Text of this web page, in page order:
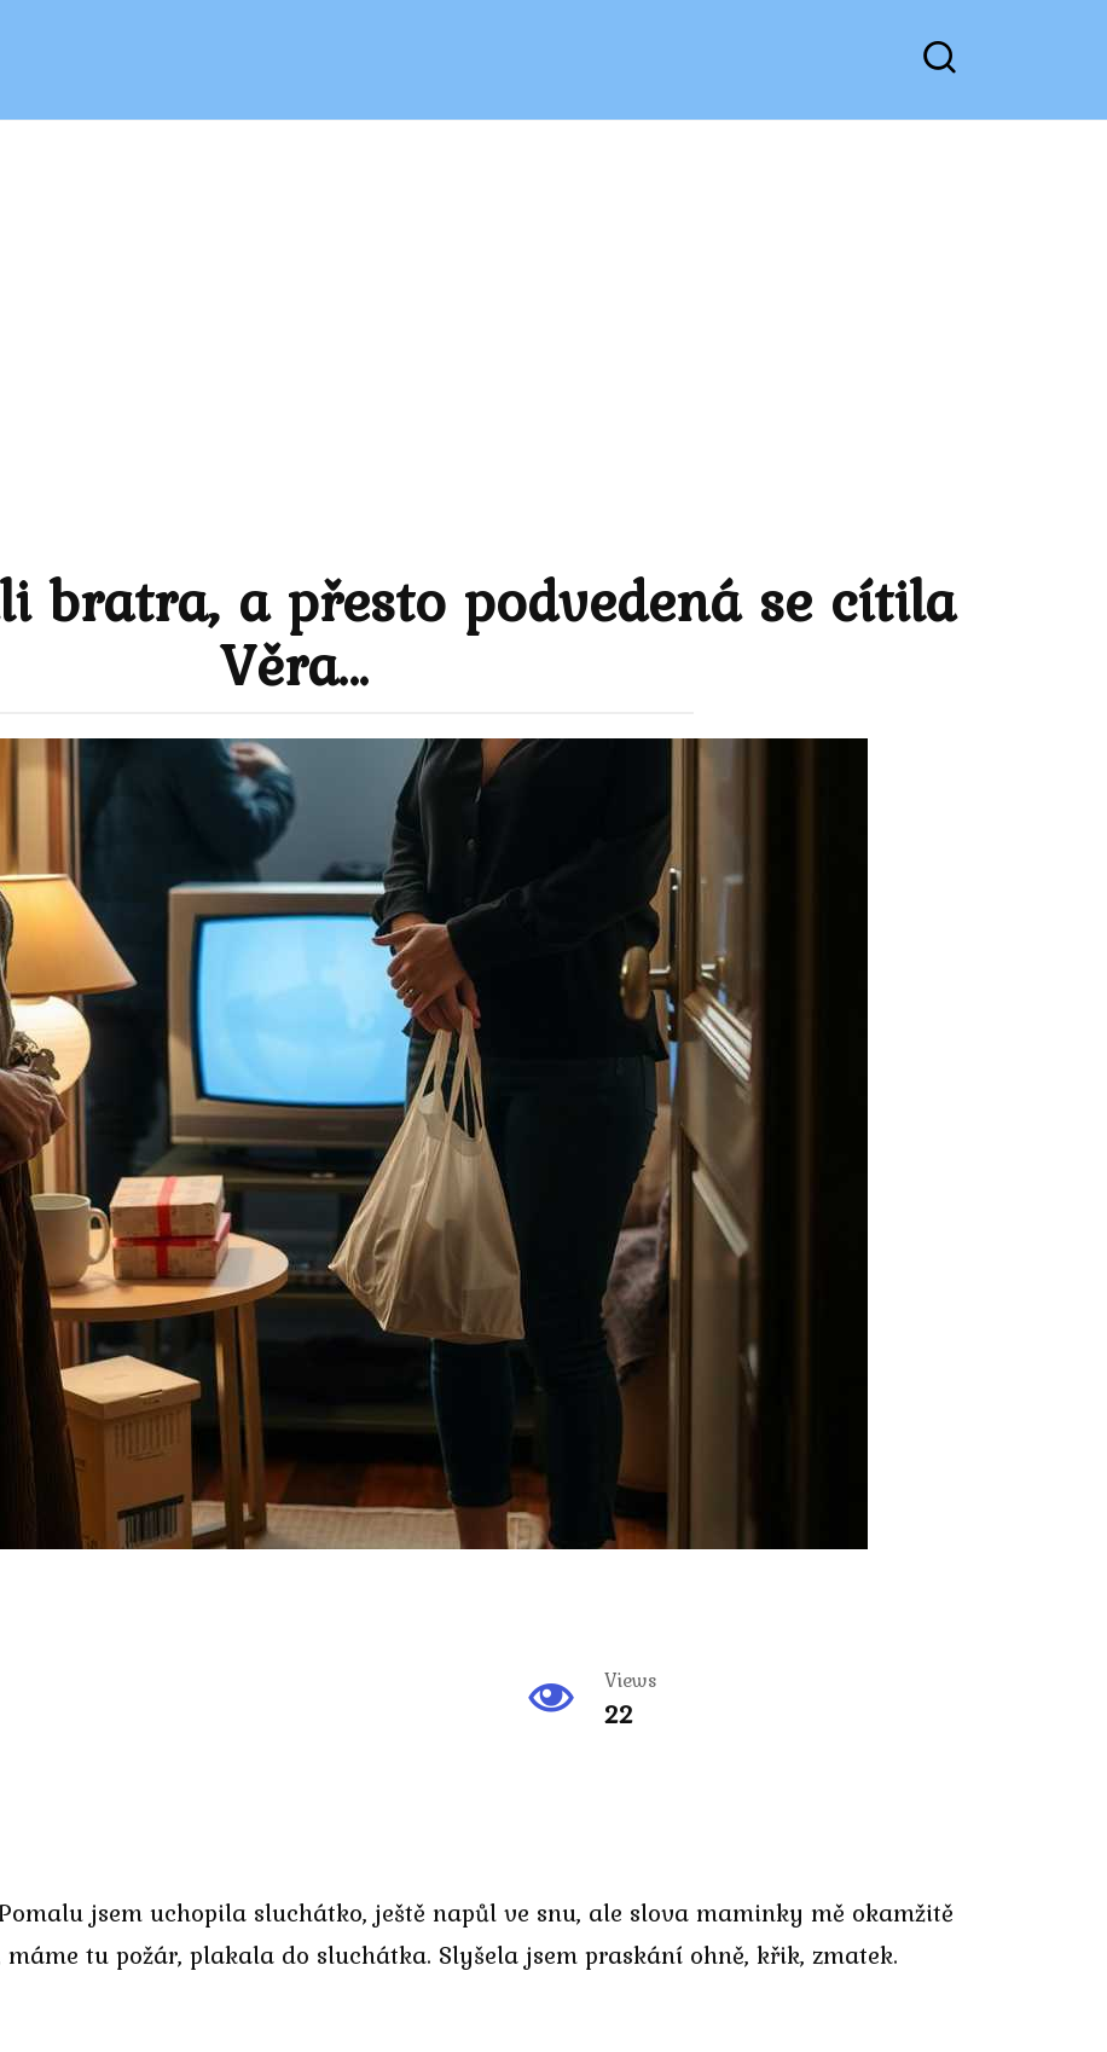
bratra, a přesto podvedená se cítila
Věra…
Views
22
jsem uchopila sluchátko, ještě napůl ve snu, ale slova maminky mě okamžitě
tu požár, plakala do sluchátka. Slyšela jsem praskání ohně, křik, zmatek.